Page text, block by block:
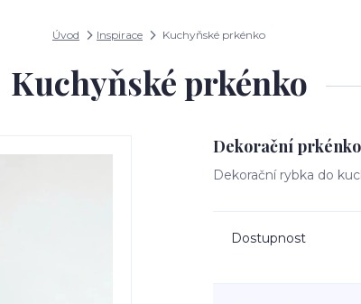
Úvod Inspirace Kuchyňské prkénko
Kuchyňské prkénko
Dekorační
Dekorační rybka do
Dostupnost